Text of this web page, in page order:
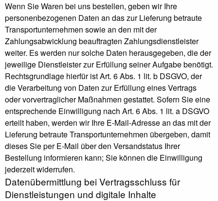
Wenn Sie Waren bei uns bestellen, geben wir Ihre
personenbezogenen Daten an das zur Lieferung betraute
Transportunternehmen sowie an den mit der
Zahlungsabwicklung beauftragten Zahlungsdienstleister
weiter. Es werden nur solche Daten herausgegeben, die der
jeweilige Dienstleister zur Erfüllung seiner Aufgabe benötigt.
Rechtsgrundlage hierfür ist Art. 6 Abs. 1 lit. b DSGVO, der
die Verarbeitung von Daten zur Erfüllung eines Vertrags
oder vorvertraglicher Maßnahmen gestattet. Sofern Sie eine
entsprechende Einwilligung nach Art. 6 Abs. 1 lit. a DSGVO
erteilt haben, werden wir Ihre E-Mail-Adresse an das mit der
Lieferung betraute Transportunternehmen übergeben, damit
dieses Sie per E-Mail über den Versandstatus Ihrer
Bestellung informieren kann; Sie können die Einwilligung
jederzeit widerrufen.
Daten­übermittlung bei Vertragsschluss für
Dienstleistungen und digitale Inhalte